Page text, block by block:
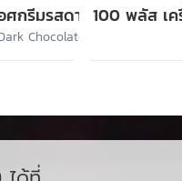
ศกรีมรสดาร์กช็อกโกแล็ต
Chocolate Ganache &
100 พลัส เ